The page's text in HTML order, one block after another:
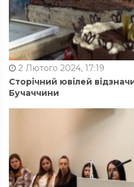
2 Лютого 2024, 17:19
Сторічний ювілей
Бучаччини